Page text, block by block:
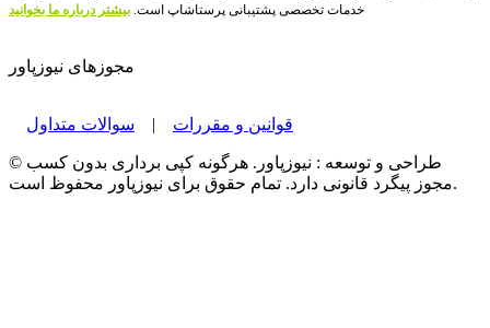
خدمات تخصصی پشتیبانی پرستاشاپ است. بیشتر درباره ما بخوانید
مجوزهای نیوزپاور
قوانین و مقررات | سوالات متداول
© طراحی و توسعه : نیوزپاور. هرگونه کپی برداری بدون کسب
مجوز پیگرد قانونی دارد. تمام حقوق برای نیوزپاور محفوظ است.